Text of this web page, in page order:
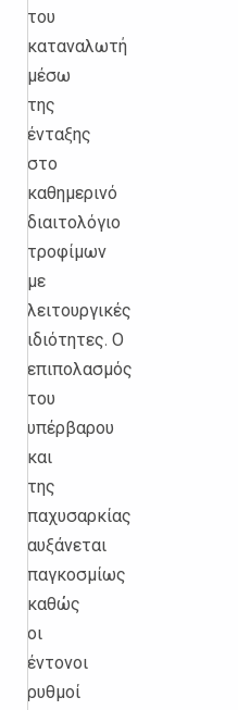
του
καταναλωτή
μέσω
της
ένταξης
στο
καθημερινό
διαιτολόγιο
τροφίμων
με
λειτουργικές
ιδιότητες. Ο
επιπολασμός
του
υπέρβαρου
και
της
παχυσαρκίας
αυξάνεται
παγκοσμίως
καθώς
οι
έντονοι
ρυθμοί